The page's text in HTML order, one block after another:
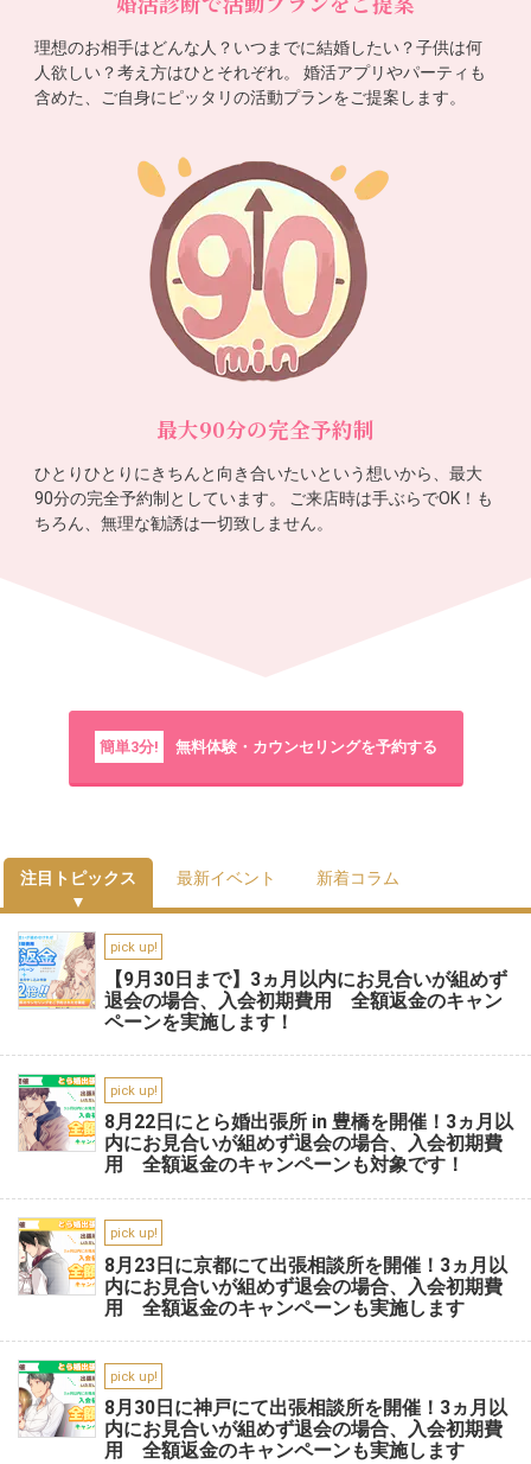
理想のお相手はどんな人？いつまでに結婚したい？子供は何
人欲しい？考え方はひとそれぞれ。 婚活アプリやパーティも
含めた、ご自身にピッタリの活動プランをご提案します。
最大90分の完全予約制
ひとりひとりにきちんと向き合いたいという想いから、最大
90分の完全予約制としています。 ご来店時は手ぶらでOK！も
ちろん、無理な勧誘は一切致しません。
簡単3分! 無料体験・カウンセリングを予約する
注目トピックス 最新イベント 新着コラム
pick up!
【9月30日まで】3ヵ月以内にお見合いが組めず
退会の場合、入会初期費用 全額返金のキャン
ペーンを実施します！
pick up!
8月22日にとら婚出張所 in 豊橋を開催！3ヵ月以
内にお見合いが組めず退会の場合、入会初期費
用 全額返金のキャンペーンも対象です！
pick up!
8月23日に京都にて出張相談所を開催！3ヵ月以
内にお見合いが組めず退会の場合、入会初期費
用 全額返金のキャンペーンも実施します
pick up!
8月30日に神戸にて出張相談所を開催！3ヵ月以
内にお見合いが組めず退会の場合、入会初期費
用 全額返金のキャンペーンも実施します